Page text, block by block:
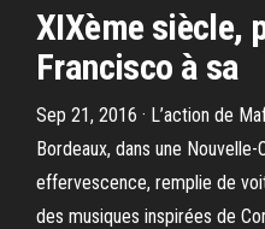
XIXème siècle,
Francisco à sa
Sep 21, 2016 · L’action de
Bordeaux, dans une
effervescence, remplie de
des musiques inspirées de